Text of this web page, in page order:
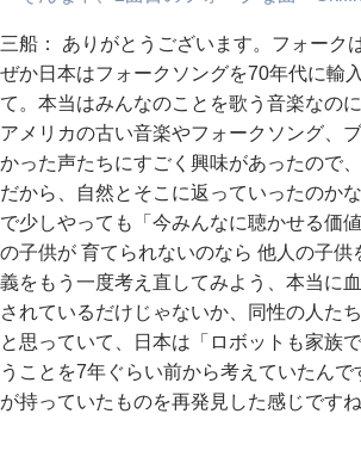
三船： ありがとうございます。フォーク
ぜか日本はフォークソングを70年代に輸
て。本当はみんなのことを歌う音楽なの
アメリカの古い音楽やフォークソング、
かった声たちにすごく興味があったので
だから、自然とそこに返っていったのか
で少しやっても「今みんなに聴かせる価
の子供が 育てられないのなら 他人の子
義をもう一度考え直してみよう、本当に
されているだけじゃないか、同性の人た
と思っていて、日本は「ロボットも家族
うことを7年ぐらい前から考えていたん
が持っていたものを再発見した感じですね